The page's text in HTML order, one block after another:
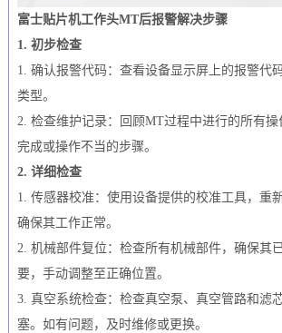
富士贴片机工作头MT后报警解决步骤
1. 初步检查
1. 确认报警代码：查看设备显示屏上的报警代
类型。
2. 检查维护记录：回顾MT过程中进行的所有
完成或操作不当的步骤。
2. 详细检查
1. 传感器校准：使用设备提供的校准工具，重
确保其工作正常。
2. 机械部件复位：检查所有机械部件，确保其
要，手动调整至正确位置。
3. 真空系统检查：检查真空泵、真空管路和滤
塞。如有问题，及时维修或更换。